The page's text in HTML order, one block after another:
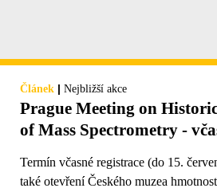
Článek | Nejbližší akce
Prague Meeting on
of Mass Spectrometry -
Termín včasné registrace (do 15.
také otevření Českého muzea